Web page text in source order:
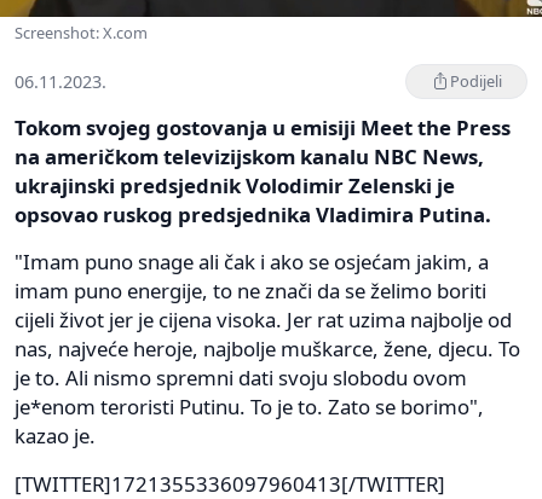
Screenshot: X.com
06.11.2023. Podijeli
Tokom svojeg gostovanja u emisiji Meet the Press
na američkom televizijskom kanalu NBC News,
ukrajinski predsjednik Volodimir Zelenski je
opsovao ruskog predsjednika Vladimira Putina.
"Imam puno snage ali čak i ako se osjećam jakim, a
imam puno energije, to ne znači da se želimo boriti
cijeli život jer je cijena visoka. Jer rat uzima najbolje od
nas, najveće heroje, najbolje muškarce, žene, djecu. To
je to. Ali nismo spremni dati svoju slobodu ovom
je*enom teroristi Putinu. To je to. Zato se borimo",
kazao je.
[TWITTER]1721355336097960413[/TWITTER]